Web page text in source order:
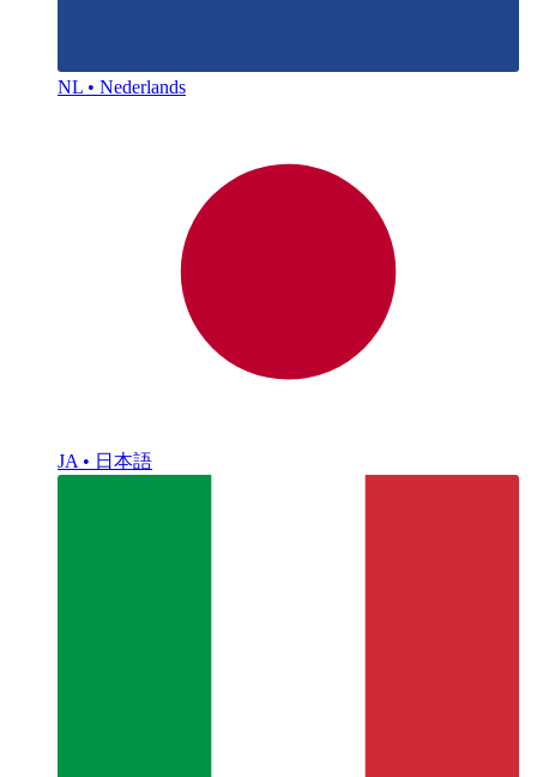
NL • Nederlands
JA • 日本語